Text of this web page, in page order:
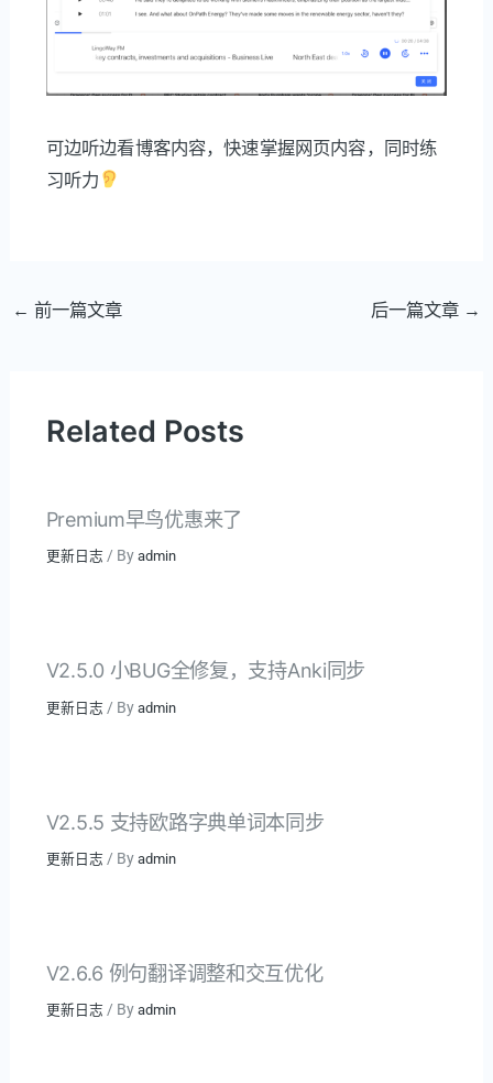
可边听边看博客内容，快速掌握网页内容，同时练
习听力
← 前一篇文章 后一篇文章 →
Related Posts
Premium早鸟优惠来了
更新日志 / By admin
V2.5.0 小BUG全修复，支持Anki同步
更新日志 / By admin
V2.5.5 支持欧路字典单词本同步
更新日志 / By admin
V2.6.6 例句翻译调整和交互优化
更新日志 / By admin